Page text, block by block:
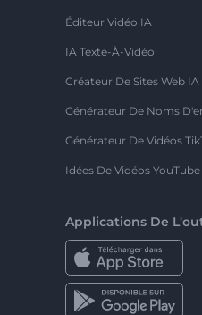
Éditeur Vidéo IA
IA Texte-À-Vidéo
Créateur De Sites Web IA
Générateur De Noms
Générateur De Vidéos
Idées De Vidéos YouTube
Applications De